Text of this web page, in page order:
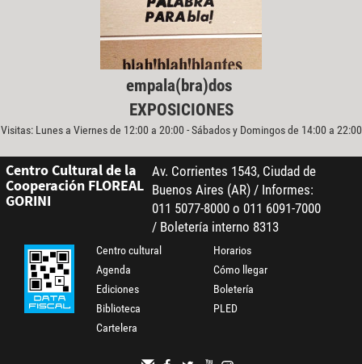
empala(bra)dos
EXPOSICIONES
Visitas: Lunes a Viernes de 12:00 a 20:00 - Sábados y Domingos de 14:00 a 22:00
Centro Cultural de la
Cooperación FLOREAL
GORINI
Av. Corrientes 1543, Ciudad de
Buenos Aires (AR) / Informes:
011 5077-8000 o 011 6091-7000
/ Boletería interno 8313
Centro cultural
Agenda
Ediciones
Biblioteca
Cartelera
Horarios
Cómo llegar
Boletería
PLED